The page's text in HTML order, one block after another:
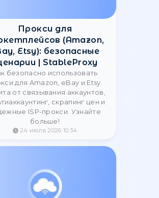
Як використовувати
антидетект-технології
та як вони працюють
Розглянемо найпоширеніші
антидетект-технології, що
дозволяють приватним
користувачам і компаніям
приховувати свої дані і зберігати
приватність.
18 февраля 2025 13:22